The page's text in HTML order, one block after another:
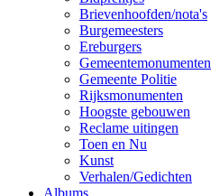
Brievenhoofden/nota's
Burgemeesters
Ereburgers
Gemeentemonumenten
Gemeente Politie
Rijksmonumenten
Hoogste gebouwen
Reclame uitingen
Toen en Nu
Kunst
Verhalen/Gedichten
Albums